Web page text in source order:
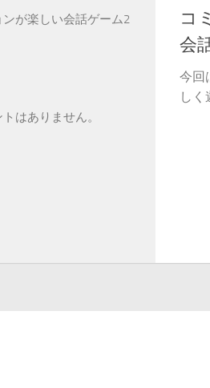
コ
会
今回
しく
が楽しい会話ゲーム2
はありません。